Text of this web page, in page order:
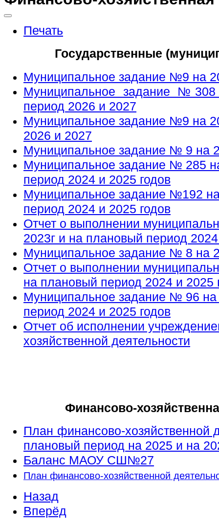
Печать
Государственные
Муниципальное задание №9 на
Муниципальное задание
период 2026 и 2027
Муниципальное задание №9 на
2026 и 2027
Муниципальное задание № 9 на
Муниципальное задание № 285
период 2024 и 2025 годов
Муниципальное задание №192
период 2024 и 2025 годов
Отчет о выполнении
2023г и на плановый период
Муниципальное задание № 8 на
Отчет о выполнении
на плановый период 2024 и 2025
Муниципальное задание № 96 на
период 2024 и 2025 годов
Отчет об исполнении
хозяйственной деятельности
Финансово-
План финансово-хозяйственной
плановый период на 2025 и на
Баланс МАОУ СШ№27
План финансово-хозяйственной
Назад
Вперёд